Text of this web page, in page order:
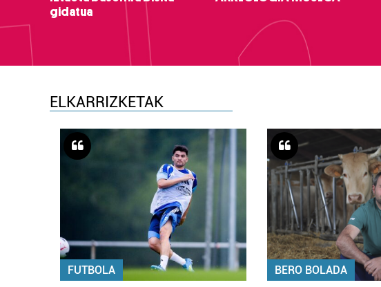
gidatua
ELKARRIZKETAK
FUTBOLA BERO BOLADA